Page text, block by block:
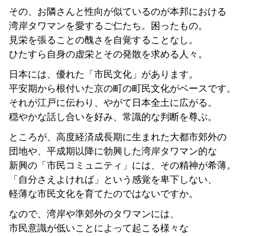
その、お隣さんと性向が似ているのが本邦における
湾岸タワマンを愛するご仁たち。困ったもの。
見栄を張ることの醜さを自覚することなし。
ひたすら自身の虚栄とその発散を求める人々。
日本には、優れた「市民文化」があります。
平安期から根付いた京の町の町民文化がベースです。
それが江戸に伝わり、やがて日本全土に広がる。
穏やかな話し合いを好み、常識的な判断を尊ぶ。
ところが、高度経済成長期に生まれた大都市郊外の
団地や、平成期以降に勃興した湾岸タワマン的な
新興の「市民コミュニティ」には、その精神が希薄。
「自分さえよければ」という感覚を卑下しない、
軽薄な市民文化を育てたのではないですか。
なので、湾岸や準郊外のタワマンには、
市民意識が低いことによって起こる様々な